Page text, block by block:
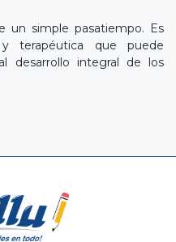
un simple pasatiempo. Es
terapéutica que puede
desarrollo integral de los